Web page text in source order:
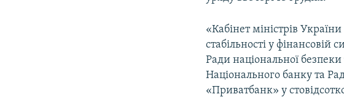
«Кабінет міністрів
стабільності у фінансовій
Ради національної
Національного банку та
«Приватбанк» у